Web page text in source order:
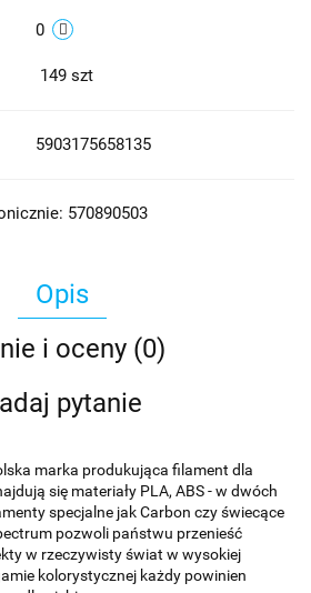
0
149 szt
5903175658135
570890503
Opis
i oceny (0)
pytanie
marka produkująca filament dla
się materiały PLA, ABS - w dwóch
specjalne jak Carbon czy świecące
pozwoli państwu przenieść
w rzeczywisty świat w wysokiej
kolorystycznej każdy powinien